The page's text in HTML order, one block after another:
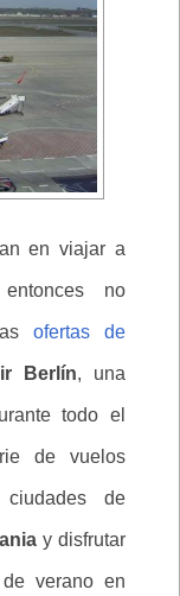
en viajar a
no
ofertas de
Berlín, una
todo el
de vuelos
de
y disfrutar
verano en